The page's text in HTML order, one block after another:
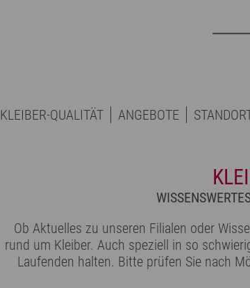
KLEIBER-QUALITÄT ANGEBOTE
Ob Aktuelles zu unseren Filialen oder
rund um Kleiber. Auch speziell in so
Laufenden halten. Bitte prüfen Sie nach